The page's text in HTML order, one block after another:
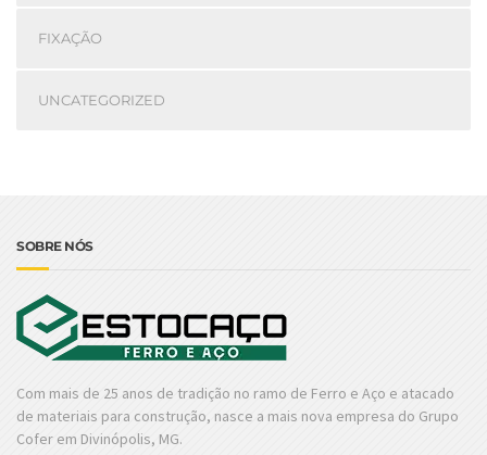
FIXAÇÃO
UNCATEGORIZED
SOBRE NÓS
Com mais de 25 anos de tradição no ramo de Ferro e Aço e atacado
de materiais para construção, nasce a mais nova empresa do Grupo
Cofer em Divinópolis, MG.